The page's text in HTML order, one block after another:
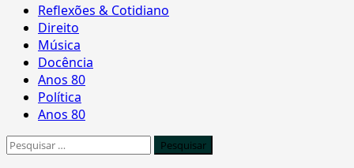
Primary
Menu
Reflexões & Cotidiano
Direito
Música
Docência
Anos 80
Política
Anos 80
Pesquisar